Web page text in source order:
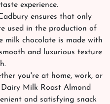
experience.
ensures that only
used in the production of
milk chocolate is made with
and luxurious texture
you're at home, work, or
Milk Roast Almond
and satisfying snack